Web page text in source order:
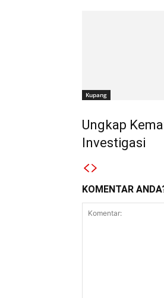
Kupang
Ungkap
Investigasi
KOMENTAR